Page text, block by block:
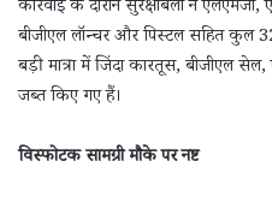
कार्रवाई के दौरान सुरक्षाबलों ने
बीजीएल लॉन्चर और पिस्टल सहित कुल
बड़ी मात्रा में जिंदा कारतूस, बीजीएल
जब्त किए गए हैं।
विस्फोटक सामग्री मौके पर नष्ट